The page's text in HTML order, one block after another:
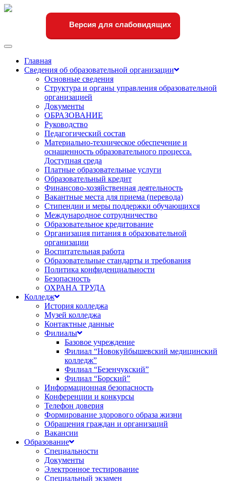
Версия для слабовидящих
Переключить
навигацииГлавная
Сведения об образовательной организации
Основные сведения
Структура и органы управления образовательной
организацией
Документы
ОБРАЗОВАНИЕ
Руководство
Педагогический состав
Материально-техническое обеспечение и
оснащенность образовательного процесса.
Доступная среда
Платные образовательные услуги
Образовательный кредит
Финансово-хозяйственная деятельность
Вакантные места для приема (перевода)
Стипендии и меры поддержки обучающихся
Международное сотрудничество
Образовательное кредитование
Организация питания в образовательной
организации
Воспитательная работа
Образовательные стандарты и требования
Политика конфиденциальности
Безопасность
ОХРАНА ТРУДА
Колледж
История колледжа
Музей колледжа
Контактные данные
Филиалы
Базовое учреждение
Филиал “Новокуйбышевский медицинский
колледж”
Филиал “Безенчукский”
Филиал “Борский”
Информационная безопасность
Конференции и конкурсы
Телефон доверия
Формирование здорового образа жизни
Обращения граждан и организаций
Вакансии
Образование
Специальности
Документы
Электронное тестирование
Специальный экзамен